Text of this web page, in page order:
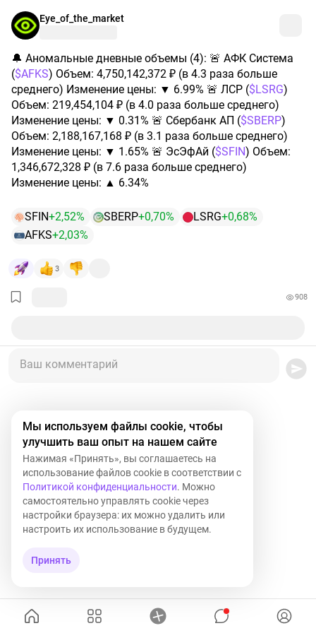
Eye_of_the_market
🔔 Аномальные дневные объемы (4): 🚨 АФК Система
($AFKS) Объем: 4,750,142,372 ₽ (в 4.3 раза больше
среднего) Изменение цены: ▼ 6.99% 🚨 ЛСР ($LSRG)
Объем: 219,454,104 ₽ (в 4.0 раза больше среднего)
Изменение цены: ▼ 0.31% 🚨 Сбербанк АП ($SBERP)
Объем: 2,188,167,168 ₽ (в 3.1 раза больше среднего)
Изменение цены: ▼ 1.65% 🚨 ЭсЭфАй ($SFIN) Объем:
1,346,672,328 ₽ (в 7.6 раза больше среднего)
Изменение цены: ▲ 6.34%
SFIN+2,52% SBERP+0,70% LSRG+0,68%
AFKS+2,03%
3
908
Ваш комментарий
Мы используем файлы cookie, чтобы
улучшить ваш опыт на нашем сайте
Нажимая «Принять», вы соглашаетесь на
использование файлов cookie в соответствии с
Политикой конфиденциальности. Можно
самостоятельно управлять cookie через
настройки браузера: их можно удалить или
настроить их использование в будущем.
Принять